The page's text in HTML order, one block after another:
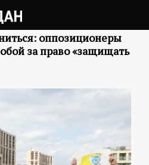
оппозиционеры
за право «защищать